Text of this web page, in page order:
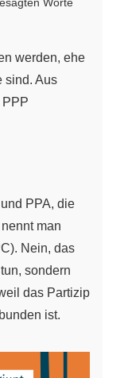
werden, ehe
sind. Aus
PPA, die
man
Nein, das
sondern
das Partizip
ist.